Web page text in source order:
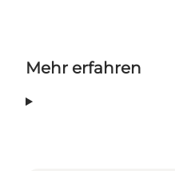
Mehr erfahren